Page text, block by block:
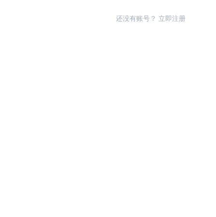
还没有账号？ 立即注册